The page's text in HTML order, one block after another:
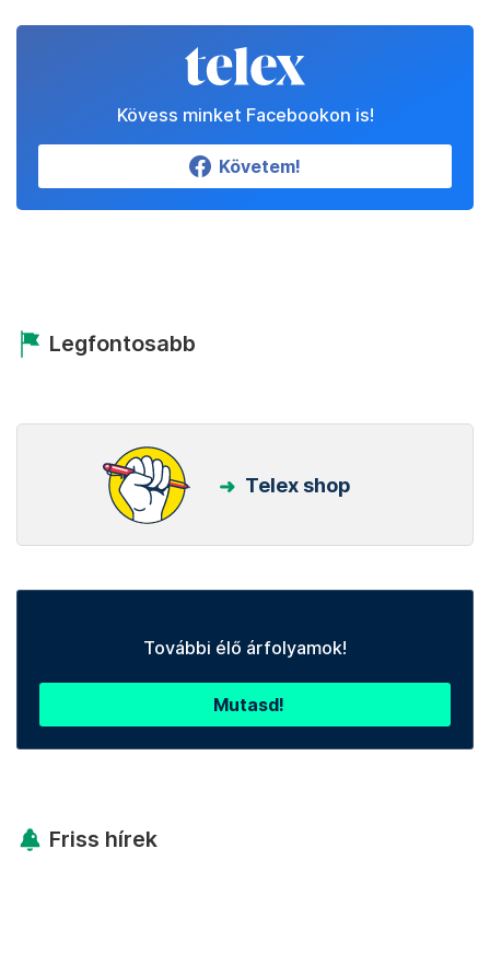
Kövess minket Facebookon is!
Követem!
Legfontosabb
Telex shop
További élő árfolyamok!
Mutasd!
Friss hírek